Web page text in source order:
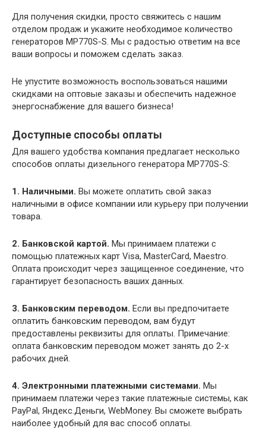
Для получения скидки, просто свяжитесь с нашим
отделом продаж и укажите необходимое количество
генераторов MP770S-S. Мы с радостью ответим на все
ваши вопросы и поможем сделать заказ.
Не упустите возможность воспользоваться нашими
скидками на оптовые заказы и обеспечить надежное
энергоснабжение для вашего бизнеса!
Доступные способы оплаты
Для вашего удобства компания предлагает несколько
способов оплаты дизельного генератора MP770S-S:
1. Наличными. Вы можете оплатить свой заказ
наличными в офисе компании или курьеру при получении
товара.
2. Банковской картой. Мы принимаем платежи с
помощью платежных карт Visa, MasterCard, Maestro.
Оплата происходит через защищенное соединение, что
гарантирует безопасность ваших данных.
3. Банковским переводом. Если вы предпочитаете
оплатить банковским переводом, вам будут
предоставлены реквизиты для оплаты. Примечание:
оплата банковским переводом может занять до 2-х
рабочих дней.
4. Электронными платежными системами. Мы
принимаем платежи через такие платежные системы, как
PayPal, Яндекс.Деньги, WebMoney. Вы сможете выбрать
наиболее удобный для вас способ оплаты.